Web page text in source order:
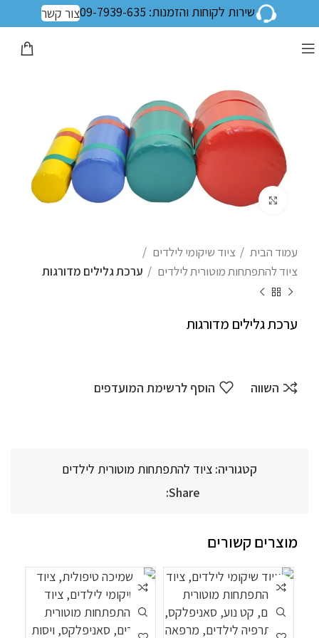
שירות לקוחות והזמנות: 09-7939-635 צור קשר
לחצו להגדלה
עמוד הבית
ציוד שיקומי לילדים
ציוד להתפתחות מוטורית לילדים
ערכת גלילים מדורגות
ערכת גלילים מדורגות
השווה הוסף לרשימת המועדפים
קטגוריה: ציוד להתפתחות מוטורית לילדים
Share:
מוצרים קשורים